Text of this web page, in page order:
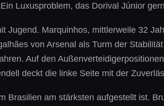
Luxusproblem, das Dorival Júnior
Jugend. Marquinhos, mittlerweile 32
von Arsenal als Turm der
Auf den
deckt die linke Seite mit der
Brasilien am stärksten aufgestellt ist.